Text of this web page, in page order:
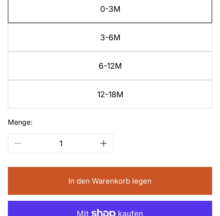
0-3M
3-6M
6-12M
12-18M
Menge:
In den Warenkorb legen